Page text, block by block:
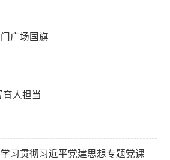
广场国旗
人担当
习贯彻习近平党建思想专题党课